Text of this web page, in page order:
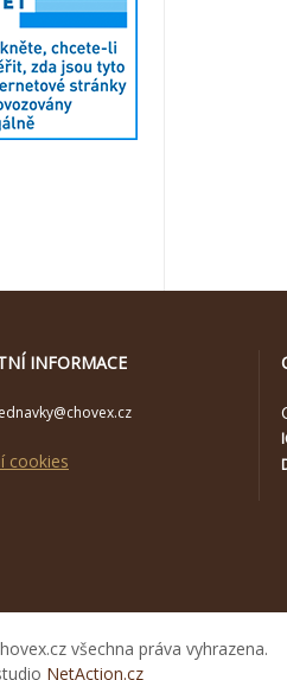
INFORMACE
cookies
všechna práva vyhrazena.
NetAction.cz